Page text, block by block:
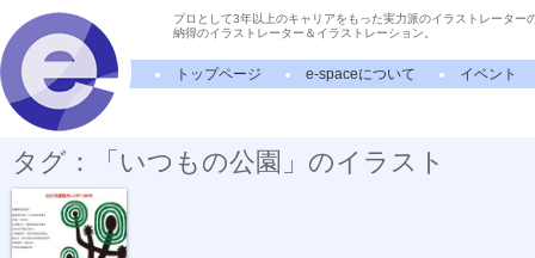
プロとして3年以上のキャリアをもった実力派のイラストレーター
納得のイラストレーター＆イラストレーション。
トップページ e-spaceについて イベント
タグ：「いつもの公園」のイラスト
散歩の途中